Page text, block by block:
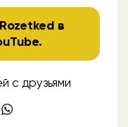
в
.
с друзьями